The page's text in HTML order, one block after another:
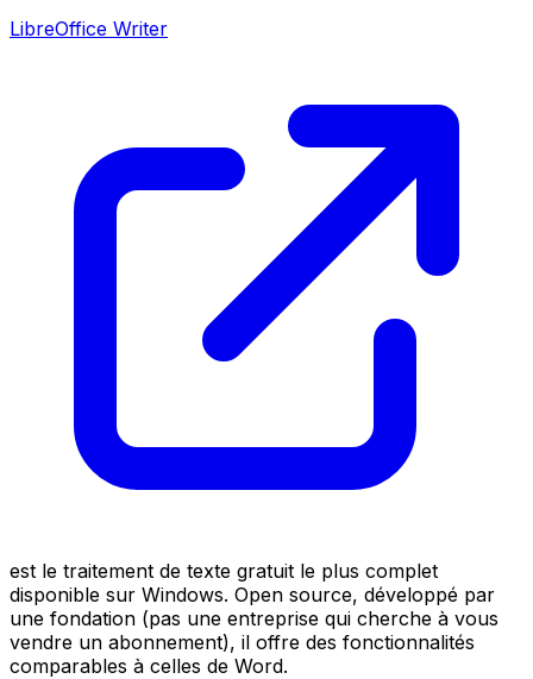
LibreOffice Writer
est le traitement de texte gratuit le plus complet
disponible sur Windows. Open source, développé par
une fondation (pas une entreprise qui cherche à vous
vendre un abonnement), il offre des fonctionnalités
comparables à celles de Word.